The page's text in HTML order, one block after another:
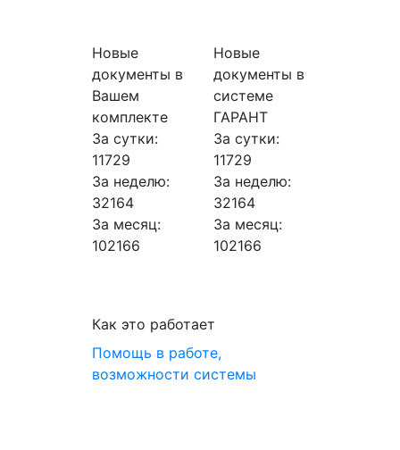
Новые
документы в
Вашем
комплекте
За сутки:
11729
За неделю:
32164
За месяц:
102166
Новые
документы в
системе
ГАРАНТ
За сутки:
11729
За неделю:
32164
За месяц:
102166
Как это работает
Помощь в работе,
возможности системы